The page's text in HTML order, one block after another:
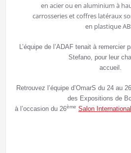
en acier ou en aluminium à
carrosseries et coffres latéraux
en plastique
L’équipe de l’ADAF tenait à remercier
Stefano, pour leur
accueil.
Retrouvez l’équipe d’OmarS du 24 au
des Expositions de
à l’occasion du 26ème Salon